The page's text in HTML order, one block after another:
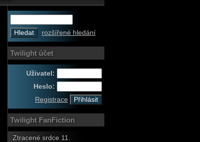
rozšířené hledání
Twilight účet
Uživatel:
Heslo:
Registrace
Twilight FanFiction
Ztracené srdce 11.